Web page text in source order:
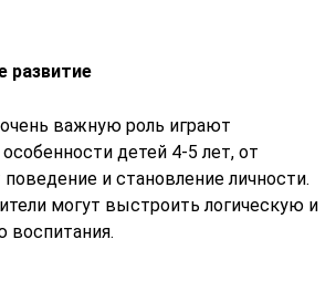
развитие
важную роль играют
детей 4-5 лет, от
и становление личности.
могут выстроить логическую и
воспитания.